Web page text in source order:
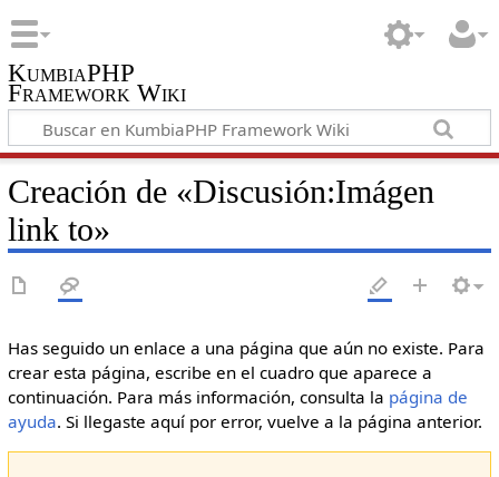
KumbiaPHP
Framework Wiki
Creación de «Discusión:Imágen
link to»
Has seguido un enlace a una página que aún no existe. Para
crear esta página, escribe en el cuadro que aparece a
continuación. Para más información, consulta la página de
ayuda. Si llegaste aquí por error, vuelve a la página anterior.